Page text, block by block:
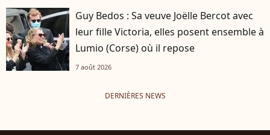
Guy Bedos : Sa veuve Joëlle Bercot avec
leur fille Victoria, elles posent ensemble à
Lumio (Corse) où il repose
7 août 2026
DERNIÈRES NEWS